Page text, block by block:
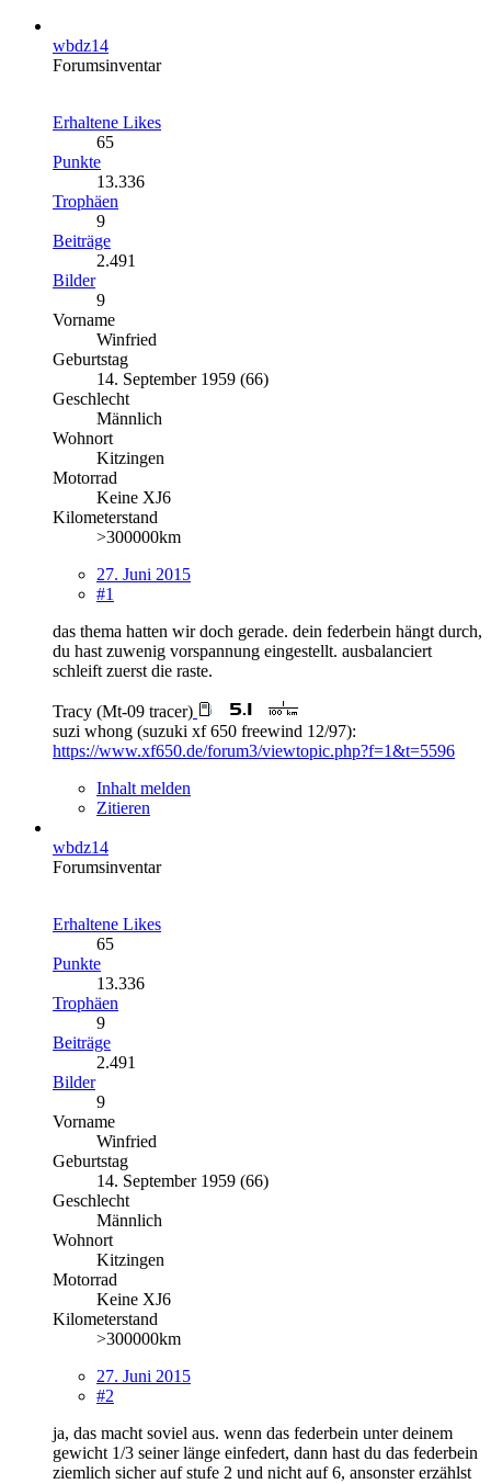
wbdz14
Forumsinventar
Erhaltene Likes
65
Punkte
13.336
Trophäen
9
Beiträge
2.491
Bilder
9
Vorname
Winfried
Geburtstag
14. September 1959 (66)
Geschlecht
Männlich
Wohnort
Kitzingen
Motorrad
Keine XJ6
Kilometerstand
>300000km
27. Juni 2015
#1
das thema hatten wir doch gerade. dein federbein hängt durch,
du hast zuwenig vorspannung eingestellt. ausbalanciert
schleift zuerst die raste.
Tracy (Mt-09 tracer)
suzi whong (suzuki xf 650 freewind 12/97):
https://www.xf650.de/forum3/viewtopic.php?f=1&t=5596
Inhalt melden
Zitieren
wbdz14
Forumsinventar
Erhaltene Likes
65
Punkte
13.336
Trophäen
9
Beiträge
2.491
Bilder
9
Vorname
Winfried
Geburtstag
14. September 1959 (66)
Geschlecht
Männlich
Wohnort
Kitzingen
Motorrad
Keine XJ6
Kilometerstand
>300000km
27. Juni 2015
#2
ja, das macht soviel aus. wenn das federbein unter deinem
gewicht 1/3 seiner länge einfedert, dann hast du das federbein
ziemlich sicher auf stufe 2 und nicht auf 6, ansonster erzählst